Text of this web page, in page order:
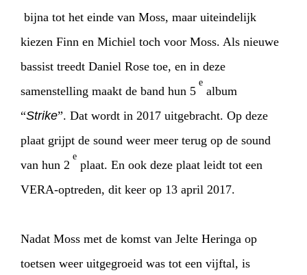
bijna tot het einde van Moss, maar uiteindelijk
kiezen Finn en Michiel toch voor Moss. Als nieuwe
bassist treedt Daniel Rose toe, en in deze
samenstelling maakt de band hun 5
e
album
“Strike”. Dat wordt in 2017 uitgebracht. Op deze
plaat grijpt de sound weer meer terug op de sound
van hun 2
e
plaat. En ook deze plaat leidt tot een
VERA-optreden, dit keer op 13 april 2017.
Nadat Moss met de komst van Jelte Heringa op
toetsen weer uitgegroeid was tot een vijftal, is